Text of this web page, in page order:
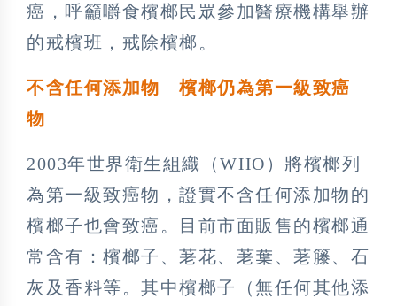
癌，呼籲嚼食檳榔民眾參加醫療機構舉辦
的戒檳班，戒除檳榔。
不含任何添加物 檳榔仍為第一級致癌
物
2003年世界衛生組織（WHO）將檳榔列
為第一級致癌物，證實不含任何添加物的
檳榔子也會致癌。目前市面販售的檳榔通
常含有：檳榔子、荖花、荖葉、荖籐、石
灰及香料等。其中檳榔子（無任何其他添